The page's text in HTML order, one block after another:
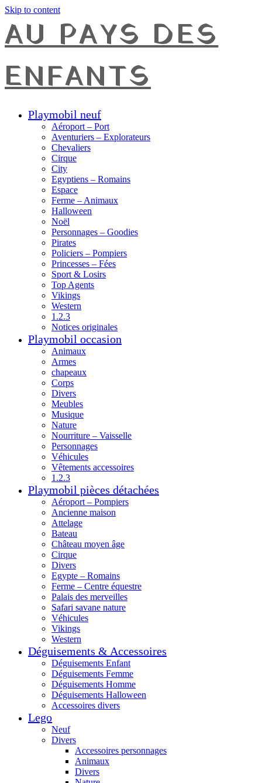
Skip to content
AU PAYS DES
ENFANTS
Playmobil neuf
Aéroport – Port
Aventuriers – Explorateurs
Chevaliers
Cirque
City
Egyptiens – Romains
Espace
Ferme – Animaux
Halloween
Noël
Personnages – Goodies
Pirates
Policiers – Pompiers
Princesses – Fées
Sport & Losirs
Top Agents
Vikings
Western
1.2.3
Notices originales
Playmobil occasion
Animaux
Armes
chapeaux
Corps
Divers
Meubles
Musique
Nature
Nourriture – Vaisselle
Personnages
Véhicules
Vêtements accessoires
1.2.3
Playmobil pièces détachées
Aéroport – Pompiers
Ancienne maison
Attelage
Bateau
Château moyen âge
Cirque
Divers
Egypte – Romains
Ferme – Centre équestre
Palais des merveilles
Safari savane nature
Véhicules
Vikings
Western
Déguisements & Accessoires
Déguisements Enfant
Déguisements Femme
Déguisements Homme
Déguisements Halloween
Accessoires divers
Lego
Neuf
Divers
Accessoires personnages
Animaux
Divers